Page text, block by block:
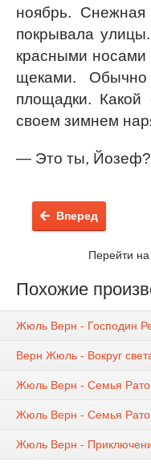
ноябрь. Снежная
покрывала
красными
щеками.
площадки.
своем зимнем
— Это ты,
Вперед
Перейти на
Похожие
Жюль Верн - Господин
Верн Жюль - Вокруг
Жюль Верн - Семья
Жюль Верн - Семья
Жюль Верн -